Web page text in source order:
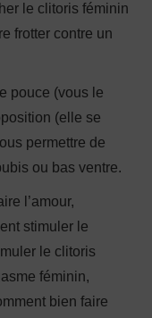
le clitoris féminin
frotter contre un
pouce (vous le
(elle se
permettre de
ou bas ventre.
l’amour,
stimuler le
le clitoris
féminin,
bien faire